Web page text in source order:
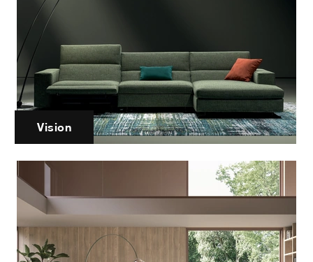
Vision